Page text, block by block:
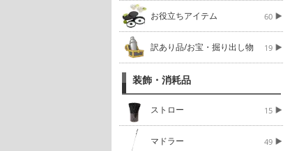
お役立ちアイテム 60
訳あり品/お宝・掘り出し物 19
装飾・消耗品
ストロー 15
マドラー 49